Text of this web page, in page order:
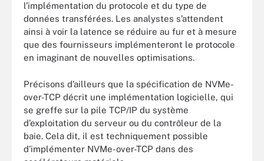
l’implémentation du protocole et du type de
données transférées. Les analystes s’attendent
ainsi à voir la latence se réduire au fur et à mesure
que des fournisseurs implémenteront le protocole
en imaginant de nouvelles optimisations.
Précisons d’ailleurs que la spécification de NVMe-
over-TCP décrit une implémentation logicielle, qui
se greffe sur la pile TCP/IP du système
d’exploitation du serveur ou du contrôleur de la
baie. Cela dit, il est techniquement possible
d’implémenter NVMe-over-TCP dans des